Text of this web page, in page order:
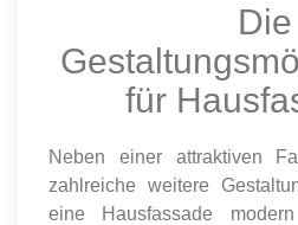
Die
für
Neben einer attraktiven
zahlreiche weitere
eine Hausfassade